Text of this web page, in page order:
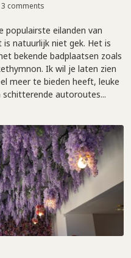
3 comments
populairste eilanden van
is natuurlijk niet gek. Het is
bekende badplaatsen zoals
Ik wil je laten zien
meer te bieden heeft, leuke
schitterende autoroutes...